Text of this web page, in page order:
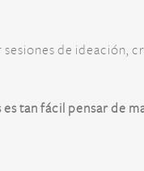
de ideación,
tan fácil pensar de